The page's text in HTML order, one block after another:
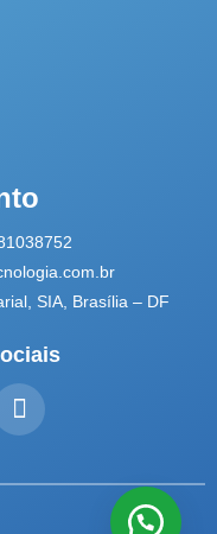
SIA, Brasília – DF